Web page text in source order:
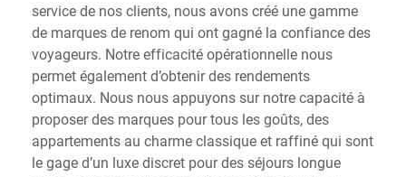
service de nos clients, nous avons créé une gamme
de marques de renom qui ont gagné la confiance des
voyageurs. Notre efficacité opérationnelle nous
permet également d’obtenir des rendements
optimaux. Nous nous appuyons sur notre capacité à
proposer des marques pour tous les goûts, des
appartements au charme classique et raffiné qui sont
le gage d’un luxe discret pour des séjours longue